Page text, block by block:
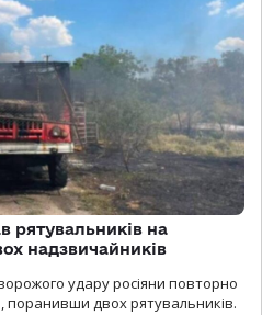
рятувальників на
надзвичайників
ворожого удару росіяни повторно
поранивши двох рятувальників.